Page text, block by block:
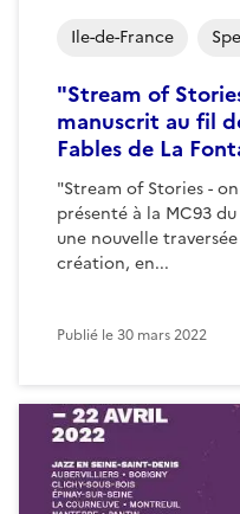
"Stream of
manuscrit au fil
Fables de La
"Stream of Stories -
présenté à la MC93
une nouvelle
création, en...
Ile-de-France
Publié le30 mars 2022